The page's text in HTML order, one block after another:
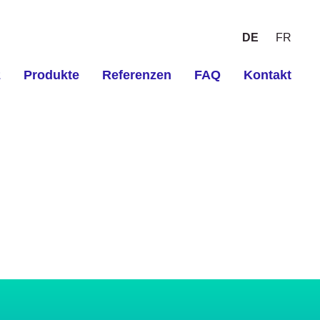
DE FR
Produkte Referenzen FAQ Kontakt